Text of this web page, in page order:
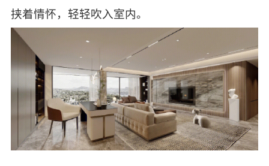
挟着情怀，轻轻吹入室内。